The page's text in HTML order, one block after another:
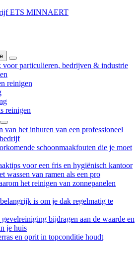
voor particulieren, bedrijven & industrie
reinigen
reinigen
van het inhuren van een professioneel
schoonmaakfouten die je moet
voor een fris en hygiënisch kantoor
wassen van ramen als een pro
het reinigen van zonnepanelen
is om je dak regelmatig te
bijdragen aan de waarde en
je huis
en oprit in topconditie houdt